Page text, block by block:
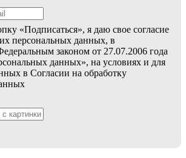
«Подписаться», я даю свое согласие
персональных данных, в
законом от 27.07.2006 года
данных», на условиях и для
в Согласии на обработку